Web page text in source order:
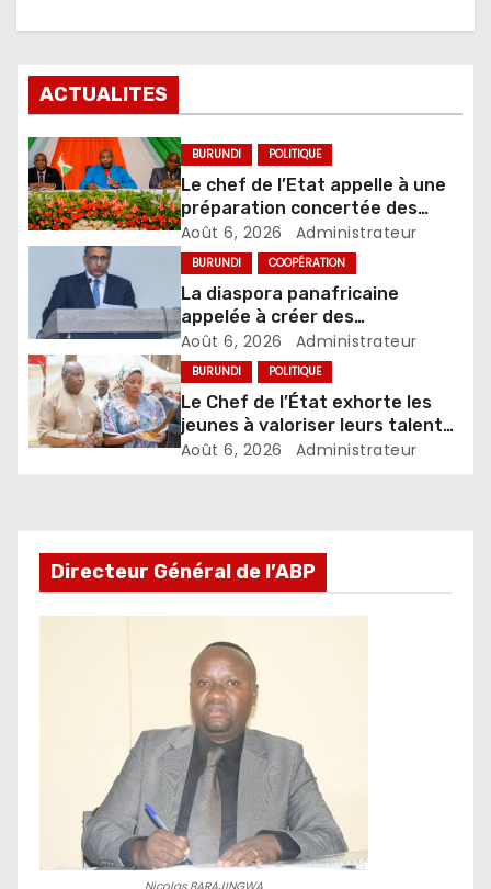
ACTUALITES
BURUNDI POLITIQUE
Le chef de l’Etat appelle à une
préparation concertée des
élections de 2027
Août 6, 2026 Administrateur
BURUNDI COOPÉRATION
La diaspora panafricaine
appelée à créer des
mécanismes favorisant
l’investissement dans les pays
d’origine
Août 6, 2026 Administrateur
BURUNDI POLITIQUE
Le Chef de l’État exhorte les
jeunes à valoriser leurs talents
pour accélérer le
Août 6, 2026 Administrateur
Directeur Général de l’ABP